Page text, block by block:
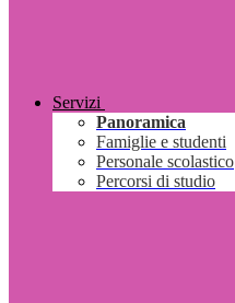
Servizi
Panoramica
Famiglie e studenti
Personale scolastico
Percorsi di studio